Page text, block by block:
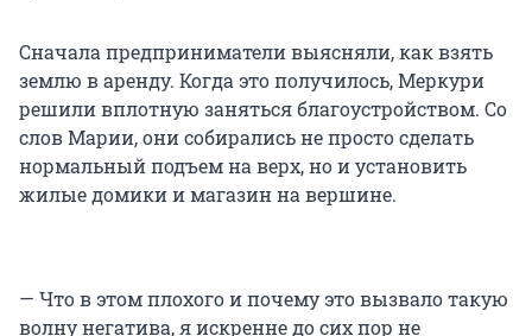
Сначала предприниматели выясняли, как взять
землю в аренду. Когда это получилось, Меркури
решили вплотную заняться благоустройством. Со
слов Марии, они собирались не просто сделать
нормальный подъем на верх, но и установить
жилые домики и магазин на вершине.
— Что в этом плохого и почему это вызвало такую
волну негатива, я искренне до сих пор не